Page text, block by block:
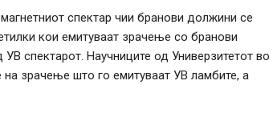
спектар чии бранови должини се
кои емитуваат зрачење со бранови
спектарот. Научниците од Универзитетот во
на зрачење што го емитуваат УВ ламбите, а